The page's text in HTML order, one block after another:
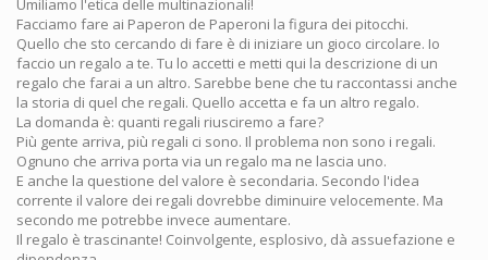
Umiliamo l'etica delle multinazionali!
Facciamo fare ai Paperon de Paperoni la figura dei pitocchi.
Quello che sto cercando di fare è di iniziare un gioco circolare. Io
faccio un regalo a te. Tu lo accetti e metti qui la descrizione di un
regalo che farai a un altro. Sarebbe bene che tu raccontassi anche
la storia di quel che regali. Quello accetta e fa un altro regalo.
La domanda è: quanti regali riusciremo a fare?
Più gente arriva, più regali ci sono. Il problema non sono i regali.
Ognuno che arriva porta via un regalo ma ne lascia uno.
E anche la questione del valore è secondaria. Secondo l'idea
corrente il valore dei regali dovrebbe diminuire velocemente. Ma
secondo me potrebbe invece aumentare.
Il regalo è trascinante! Coinvolgente, esplosivo, dà assuefazione e